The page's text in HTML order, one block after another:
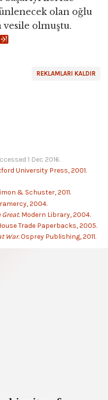
olan oğlu
vesile olmuştu.
REKLAMLARI KALDIR
1 Dec 2016.
University Press, 2001.
& Schuster, 2011.
2004.
Modern Library, 2004.
Trade Paperbacks, 2005.
War.Osprey Publishing, 2011.